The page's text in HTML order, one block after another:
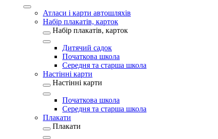
Атласи і карти автошляхів
Набір плакатів, карток
Набір плакатів, карток
Дитячий садок
Початкова школа
Середня та старша школа
Настінні карти
Настінні карти
Початкова школа
Середня та старша школа
Плакати
Плакати